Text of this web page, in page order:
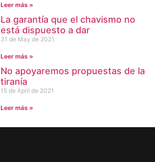
Leer más »
La garantía que el chavismo no
está dispuesto a dar
31 de May de 2021
Leer más »
No apoyaremos propuestas de la
tiranía
15 de April de 2021
Leer más »